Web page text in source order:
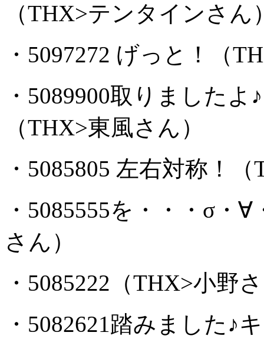
（THX>テンタインさん
・5097272 げっと！（
・5089900取りました
（THX>東風さん）
・5085805 左右対称！（
・5085555を・・・σ・
さん）
・5085222（THX>小野
・5082621踏みました♪